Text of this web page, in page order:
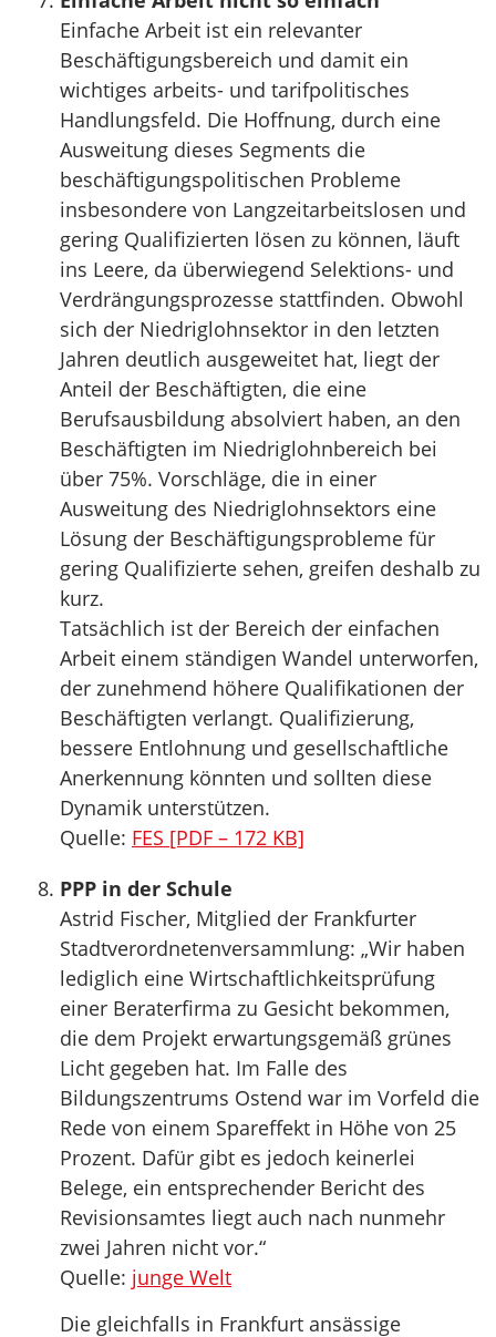
Einfache Arbeit ist ein relevanter
Beschäftigungsbereich und damit ein
wichtiges arbeits- und tarifpolitisches
Handlungsfeld. Die Hoffnung, durch eine
Ausweitung dieses Segments die
beschäftigungspolitischen Probleme
insbesondere von Langzeitarbeitslosen und
gering Qualifizierten lösen zu können, läuft
ins Leere, da überwiegend Selektions- und
Verdrängungsprozesse stattfinden. Obwohl
sich der Niedriglohnsektor in den letzten
Jahren deutlich ausgeweitet hat, liegt der
Anteil der Beschäftigten, die eine
Berufsausbildung absolviert haben, an den
Beschäftigten im Niedriglohnbereich bei
über 75%. Vorschläge, die in einer
Ausweitung des Niedriglohnsektors eine
Lösung der Beschäftigungsprobleme für
gering Qualifizierte sehen, greifen deshalb zu
kurz.
Tatsächlich ist der Bereich der einfachen
Arbeit einem ständigen Wandel unterworfen,
der zunehmend höhere Qualifikationen der
Beschäftigten verlangt. Qualifizierung,
bessere Entlohnung und gesellschaftliche
Anerkennung könnten und sollten diese
Dynamik unterstützen.
Quelle: FES [PDF – 172 KB]
PPP in der Schule
Astrid Fischer, Mitglied der Frankfurter
Stadtverordnetenversammlung: „Wir haben
lediglich eine Wirtschaftlichkeitsprüfung
einer Beraterfirma zu Gesicht bekommen,
die dem Projekt erwartungsgemäß grünes
Licht gegeben hat. Im Falle des
Bildungszentrums Ostend war im Vorfeld die
Rede von einem Spareffekt in Höhe von 25
Prozent. Dafür gibt es jedoch keinerlei
Belege, ein entsprechender Bericht des
Revisionsamtes liegt auch nach nunmehr
zwei Jahren nicht vor.“
Quelle: junge Welt
Die gleichfalls in Frankfurt ansässige